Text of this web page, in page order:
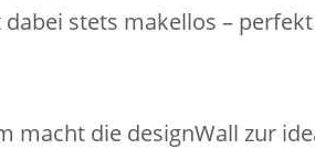
stets makellos –
macht die designWall zur